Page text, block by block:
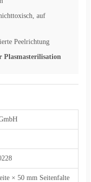
auf
Peelrichtung
× 50 mm Seitenfalte